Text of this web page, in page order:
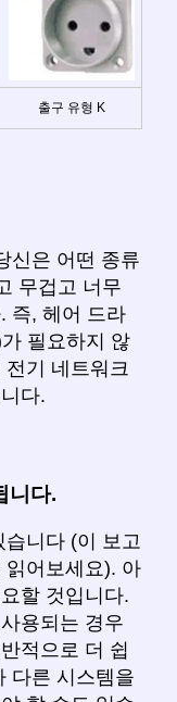
출구 유형 K
신은 어떤 종류
무겁고 너무
즉, 헤어 드라
필요하지 않
기 네트워크
다.
니다.
니다 (이 보고
읽어보세요). 아
할 것입니다.
용되는 경우
적으로 더 쉽
다른 시스템을